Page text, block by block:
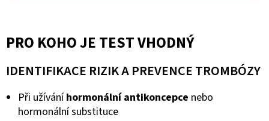
PRO KOHO JE TEST VHODNÝ
IDENTIFIKACE RIZIK A PREVENCE TROMBÓZY
Při užíváníhormonální antikoncepce nebo
hormonální substituce